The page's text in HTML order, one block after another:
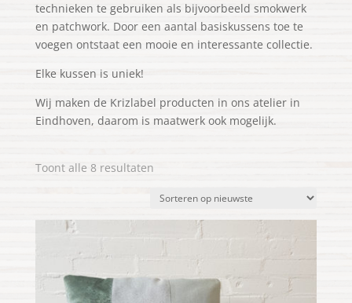
technieken te gebruiken als bijvoorbeeld smokwerk
en patchwork. Door een aantal basiskussens toe te
voegen ontstaat een mooie en interessante collectie.
Elke kussen is uniek!
Wij maken de Krizlabel producten in ons atelier in
Eindhoven, daarom is maatwerk ook mogelijk.
Toont alle 8 resultatenGesorteerd
nieuwste